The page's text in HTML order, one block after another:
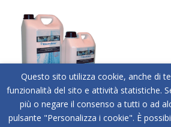
Acquista online Below Zero®
a tutti i tipi di superfici.
Questo sito utilizza cookie, anche di
funzionalità del sito e attività statistiche.
più o negare il consenso a tutti o ad
pulsante "Personalizza i cookie". È